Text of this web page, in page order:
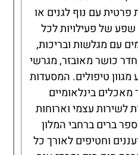
עם נוף לגנים או
שפע של פעילויות לכל
עם מגלשות ובריכות,
כושר מאובזר, מגרשי
טיפולים. המסעדות
בינלאומיים
לשירות עצמי וארוחות
ברים ברחבי המלון
וחטיפים לאורך כל